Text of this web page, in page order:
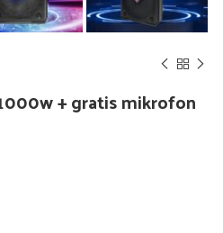
+ gratis mikrofon